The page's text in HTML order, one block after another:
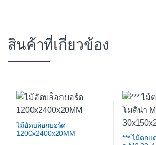
สินค้าที่เกี่ยวข้อง
ไม้อัดบล็อกบอร์ด
1200x2400x20MM
*** ไม้ตกแ